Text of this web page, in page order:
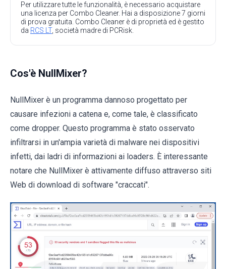
Per utilizzare tutte le funzionalità, è necessario acquistare
una licenza per Combo Cleaner. Hai a disposizione 7 giorni
di prova gratuita. Combo Cleaner è di proprietà ed è gestito
da RCS LT, società madre di PCRisk.
Cos'è NullMixer?
NullMixer è un programma dannoso progettato per
causare infezioni a catena e, come tale, è classificato
come dropper. Questo programma è stato osservato
infiltrarsi in un'ampia varietà di malware nei dispositivi
infetti, dai ladri di informazioni ai loaders. È interessante
notare che NullMixer è attivamente diffuso attraverso siti
Web di download di software "craccati".